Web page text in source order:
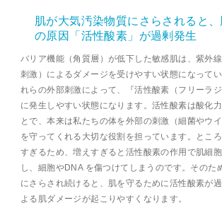
肌が大気汚染物質にさらされると
の原因「活性酸素」が過剰発生
バリア機能（角質層）が低下した敏感肌は、紫外
刺激）によるダメージを受けやすい状態になって
れらの外部刺激によって、『活性酸素（フリーラ
に発生しやすい状態になります。活性酸素は酸化
とで、本来は私たちの体を外部の刺激（細菌やウ
を守ってくれる大切な役割を担っています。とこ
すぎるため、増えすぎると活性酸素の作用で肌細
し、細胞やDNA を傷つけてしまうのです。そのた
にさらされ続けると、肌を守るために活性酸素が
よる肌ダメージが起こりやすくなります。